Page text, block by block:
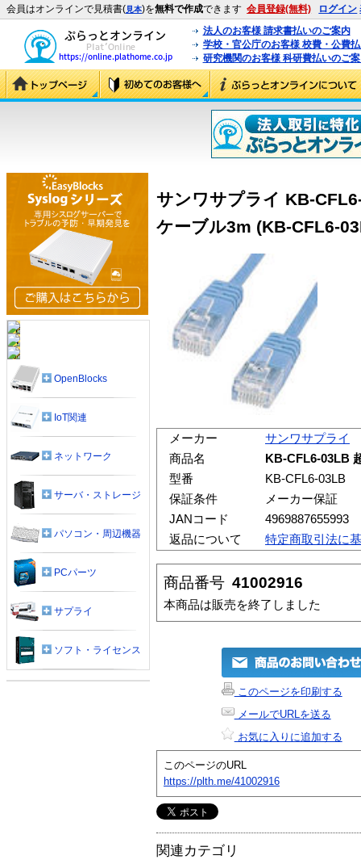
会員はオンラインで見積書(見本)を無料で作成できます 会員登録(無料) ログイン
法人のお客様 請求書払いのご案内
学校・官公庁のお客様 校費・公費
研究機関のお客様 科研費払いのご
サンワサプライ KB-
ケーブル3m (KB-CFL6-
メーカー
サンワサプライ
商品名
KB-CFL6-03LB
型番
KB-CFL6-03LB
保証条件
メーカー保証
JANコード
4969887655993
返品について
特定商取引法に
商品番号 41002916
本商品は販売を終了しました
このページを印刷する
メールでURLを送る
お気に入りに追加する
このページのURL
https://plth.me/41002916
関連カテゴリ
OpenBlocks
IoT関連
ネットワーク
サーバ・ストレージ
パソコン・周辺機器
PCパーツ
サプライ
ソフト・ライセンス